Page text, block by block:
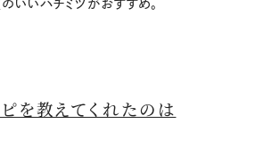
いいハチミツがおすすめ。
を教えてくれたのは